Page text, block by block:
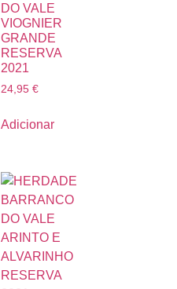
DO VALE
VIOGNIER
GRANDE
RESERVA
2021
24,95 €
Adicionar